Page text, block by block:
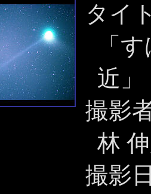
タイ
「
近」
撮影
林
撮影